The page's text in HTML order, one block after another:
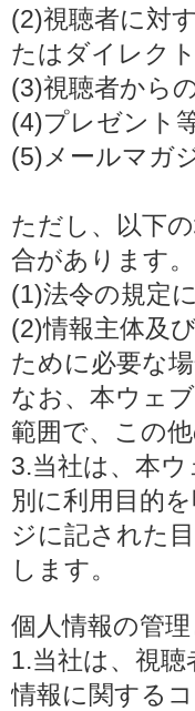
(2)視聴者に対
たはダイレク
(3)視聴者から
(4)プレゼント
(5)メールマガ
ただし、以下
合があります。
(1)法令の規定
(2)情報主体及
ために必要な場
なお、本ウェ
範囲で、この
3.当社は、本
別に利用目的
ジに記された
します。
個人情報の管
1.当社は、視
情報に関する